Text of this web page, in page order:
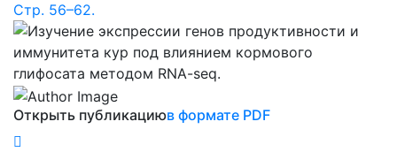
Cтр. 56–62.
Открыть публикациюв формате PDF